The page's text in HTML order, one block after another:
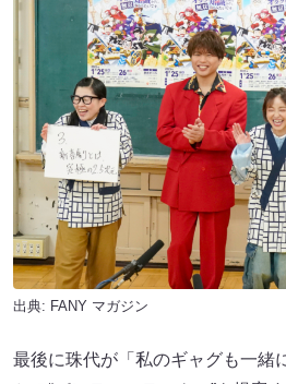
出典: FANY マガジン
最後に珠代が「私のギャグも一緒